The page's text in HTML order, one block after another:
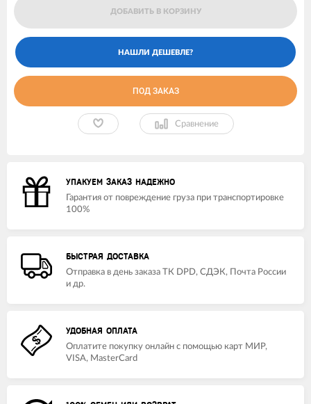
ДОБАВИТЬ В КОРЗИНУ
ПОД ЗАКАЗ
Сравнение
УПАКУЕМ ЗАКАЗ НАДЕЖНО
Гарантия от повреждение груза при транспортировке
100%
БЫСТРАЯ ДОСТАВКА
Отправка в день заказа ТК DPD, СДЭК, Почта России
и др.
УДОБНАЯ ОПЛАТА
Оплатите покупку онлайн с помощью карт МИР,
VISA, MasterCard